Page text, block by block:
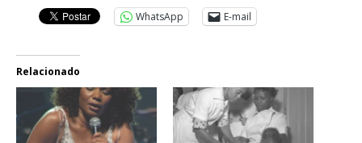
WhatsApp
E-mail
Relacionado